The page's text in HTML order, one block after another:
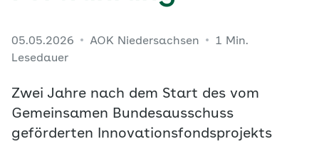
05.05.2026 AOK Niedersachsen
1 Min.
Lesedauer
Zwei Jahre nach dem Start des vom
Gemeinsamen Bundesausschuss
geförderten Innovationsfondsprojekts